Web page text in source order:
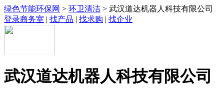
绿色节能环保网 > 环卫清洁 > 武汉道达机器人科技有限公司
登录商务室 | 找产品 | 找求购 | 找企业
武汉道达机器人科技有限公司